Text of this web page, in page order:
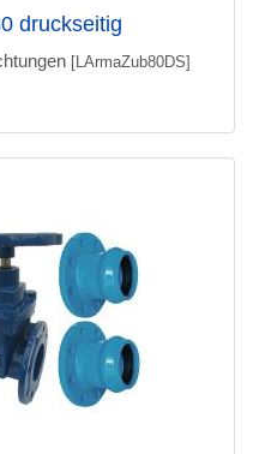
druckseitig
[LArmaZub80DS]